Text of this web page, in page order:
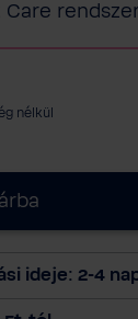
Care
nélkül
ideje: 2-4